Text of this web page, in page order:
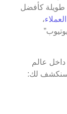
طويلة كأفضل
،
عالم
لك: